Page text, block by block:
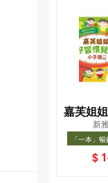
嘉芙姐
新
「一本」
$